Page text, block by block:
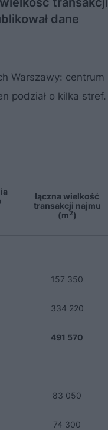
dane
Warszawy: centrum
podział o kilka stref.
łączna wielkość
transakcji najmu
(m2)
157 350
334 220
491 570
83 050
74 300